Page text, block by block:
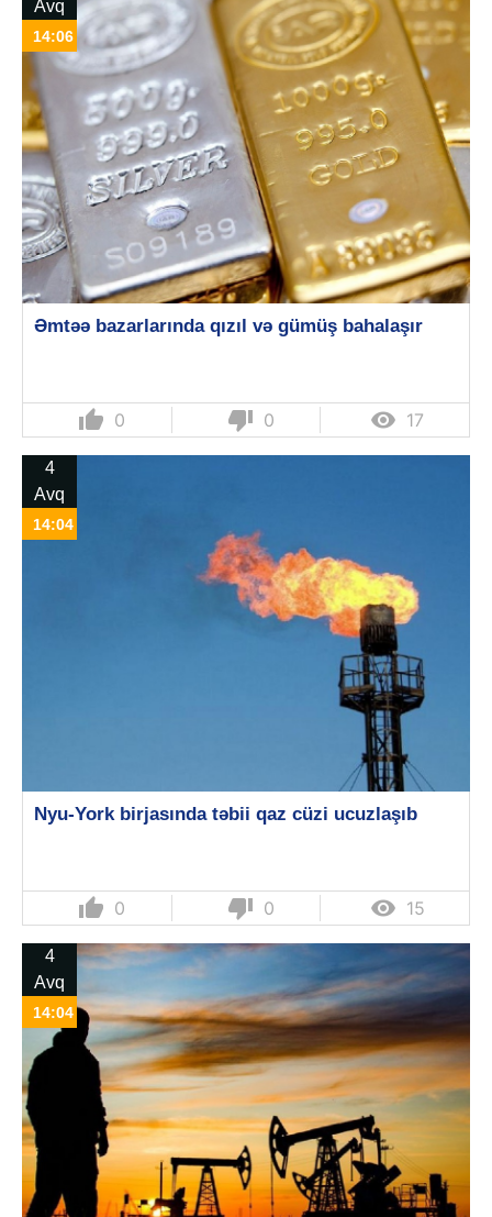
Avq
14:06
Əmtəə bazarlarında qızıl və gümüş bahalaşır
thumb_up 0 thumb_down 0  17
4
Avq
14:04
Nyu-York birjasında təbii qaz cüzi ucuzlaşıb
thumb_up 0 thumb_down 0  15
4
Avq
14:04